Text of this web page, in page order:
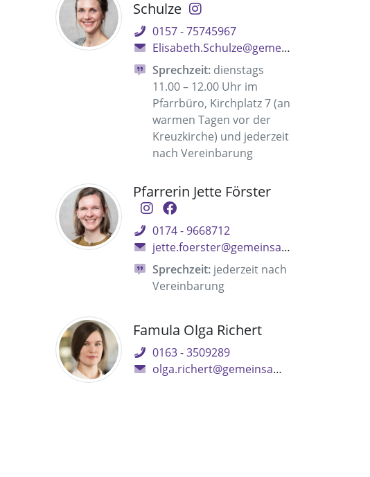
Schulze
0157 - 75745967
Elisabeth.Schulze@gemeinsam.ekbo.de
Sprechzeit:dienstags
11.00 – 12.00 Uhr im
Pfarrbüro, Kirchplatz 7 (an
warmen Tagen vor der
Kreuzkirche) und jederzeit
nach Vereinbarung
Pfarrerin Jette Förster
0174 - 9668712
jette.foerster@gemeinsam.ekbo.de
Sprechzeit:jederzeit nach
Vereinbarung
Famula Olga Richert
0163 - 3509289
olga.richert@gemeinsam.ekbo.de